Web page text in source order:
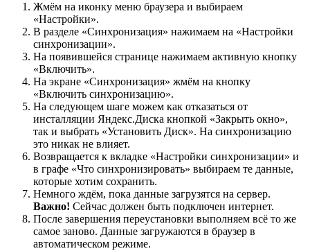
Жмём на иконку меню браузера и выбираем
«Настройки».
В разделе «Синхронизация» нажимаем на «Настройки
синхронизации».
На появившейся странице нажимаем активную кнопку
«Включить».
На экране «Синхронизация» жмём на кнопку
«Включить синхронизацию».
На следующем шаге можем как отказаться от
инсталляции Яндекс.Диска кнопкой «Закрыть окно»,
так и выбрать «Установить Диск». На синхронизацию
это никак не влияет.
Возвращается к вкладке «Настройки синхронизации» и
в графе «Что синхронизировать» выбираем те данные,
которые хотим сохранить.
Немного ждём, пока данные загрузятся на сервер.
Важно! Сейчас должен быть подключен интернет.
После завершения переустановки выполняем всё то же
самое заново. Данные загружаются в браузер в
автоматическом режиме.